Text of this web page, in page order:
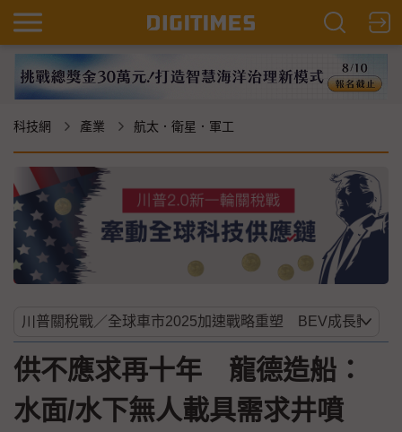
科技網 產業 航太．衛星．軍工
供不應求再十年 龍德造船：
水面/水下無人載具需求井噴